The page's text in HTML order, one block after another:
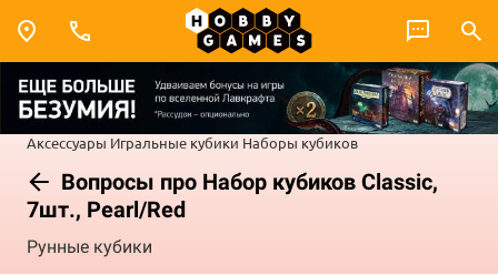
Аксессуары Игральные кубики Наборы кубиков
Вопросы про Набор кубиков Classic,
7шт., Pearl/Red
Рунные кубики